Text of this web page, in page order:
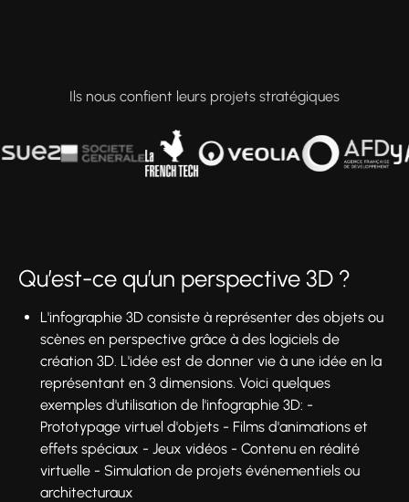
Ils nous confient leurs projets stratégiques
Qu’est-ce qu’un perspective 3D ?
L'infographie 3D consiste à représenter des objets ou
scènes en perspective grâce à des logiciels de
création 3D. L'idée est de donner vie à une idée en la
représentant en 3 dimensions. Voici quelques
exemples d'utilisation de l'infographie 3D: -
Prototypage virtuel d'objets - Films d'animations et
effets spéciaux - Jeux vidéos - Contenu en réalité
virtuelle - Simulation de projets événementiels ou
architecturaux